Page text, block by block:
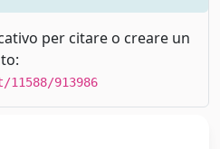
per citare o creare un
913986